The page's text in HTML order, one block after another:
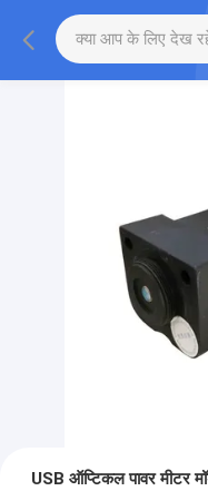
USB ऑप्टिकल पावर मीटर